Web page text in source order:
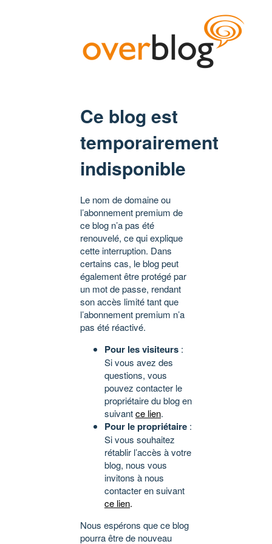
Ce blog est
temporairement
indisponible
Le nom de domaine ou
l’abonnement premium de
ce blog n’a pas été
renouvelé, ce qui explique
cette interruption. Dans
certains cas, le blog peut
également être protégé par
un mot de passe, rendant
son accès limité tant que
l’abonnement premium n’a
pas été réactivé.
Pour les visiteurs :
Si vous avez des
questions, vous
pouvez contacter le
propriétaire du blog en
suivantce lien.
Pour le propriétaire :
Si vous souhaitez
rétablir l’accès à votre
blog, nous vous
invitons à nous
contacter en suivant
ce lien.
Nous espérons que ce blog
pourra être de nouveau